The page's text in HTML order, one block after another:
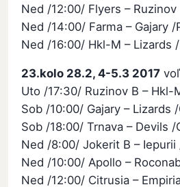
Ned /12:00/ Flyers –
Ned /14:00/ Farma – Gajary /
Ned /16:00/ Hkl-M – Lizards
23.kolo 28.2, 4-5.3 2017
Uto /17:30/ Ruzinov B – Hkl-
Sob /10:00/ Gajary – Lizards
Sob /18:00/ Trnava – Devils /
Ned /8:00/ Jokerit B –
Ned /10:00/ Apollo –
Ned /12:00/ Citrusia –